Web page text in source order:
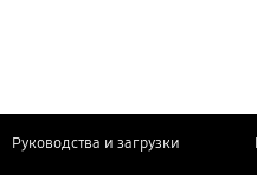
Руководства и загрузки